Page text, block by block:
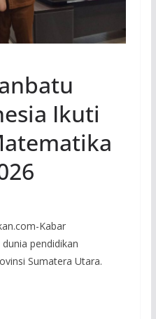
Ikuti
Kabar
pendidikan
Sumatera Utara.